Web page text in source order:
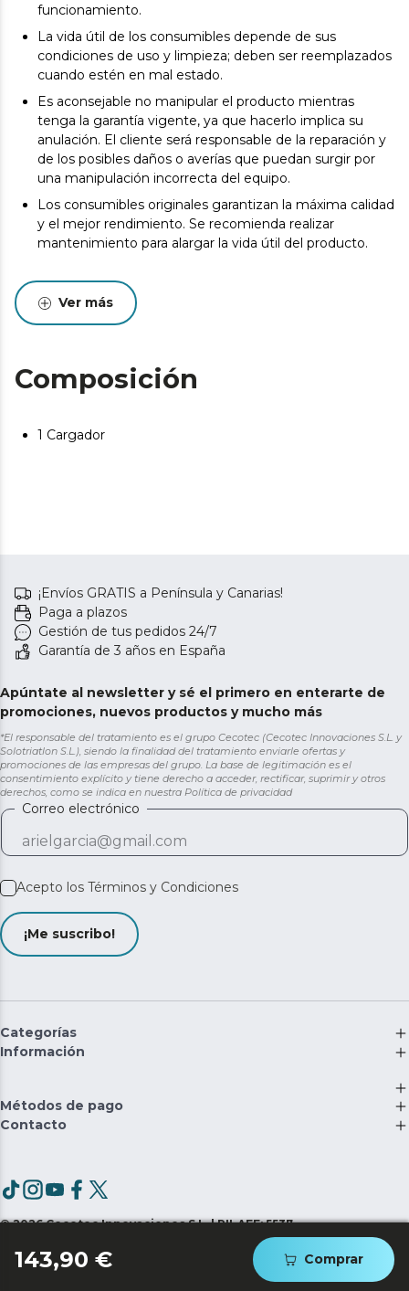
143,90 € Comprar
funcionamiento.
La vida útil de los consumibles depende de sus
condiciones de uso y limpieza; deben ser reemplazados
cuando estén en mal estado.
Es aconsejable no manipular el producto mientras
tenga la garantía vigente, ya que hacerlo implica su
anulación. El cliente será responsable de la reparación y
de los posibles daños o averías que puedan surgir por
una manipulación incorrecta del equipo.
Los consumibles originales garantizan la máxima calidad
y el mejor rendimiento. Se recomienda realizar
mantenimiento para alargar la vida útil del producto.
Ver más
Composición
1 Cargador
¡Envíos GRATIS a Península y Canarias!
Paga a plazos
Gestión de tus pedidos 24/7
Garantía de 3 años en España
Apúntate al newsletter y sé el primero en enterarte de
promociones, nuevos productos y mucho más
*El responsable del tratamiento es el grupo Cecotec (Cecotec Innovaciones S.L. y
Solotriatlon S.L.), siendo la finalidad del tratamiento enviarle ofertas y
promociones de las empresas del grupo. La base de legitimación es el
consentimiento explícito y tiene derecho a acceder, rectificar, suprimir y otros
derechos, como se indica en nuestra Política de privacidad
Correo electrónico
Acepto los Términos y Condiciones
¡Me suscribo!
Categorías
Información
Métodos de pago
Contacto
©2026 Cecotec Innovaciones S.L. | RII-AEE: 5537